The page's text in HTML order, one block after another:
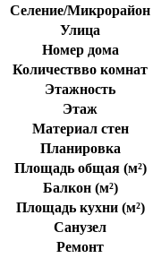
Селение/Микрорайон
Улица
Номер дома
Количествво комнат
Этажность
Этаж
Материал стен
Планировка
Площадь общая (м²)
Балкон (м²)
Площадь кухни (м²)
Санузел
Ремонт